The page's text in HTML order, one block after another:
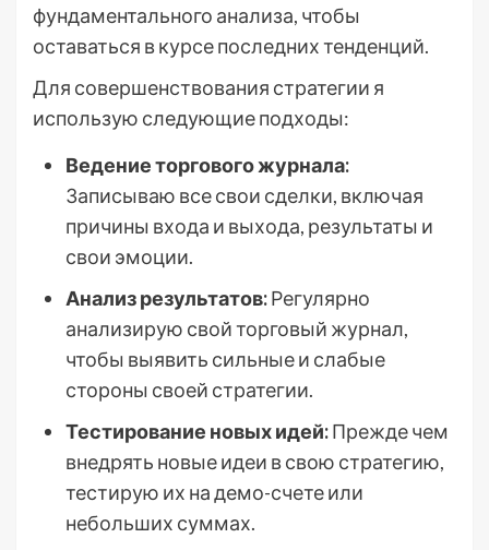
фундаментального анализа, чтобы
оставаться в курсе последних тенденций.
Для совершенствования стратегии я
использую следующие подходы:
Ведение торгового журнала:
Записываю все свои сделки, включая
причины входа и выхода, результаты и
свои эмоции.
Анализ результатов:Регулярно
анализирую свой торговый журнал,
чтобы выявить сильные и слабые
стороны своей стратегии.
Тестирование новых идей:Прежде чем
внедрять новые идеи в свою стратегию,
тестирую их на демо-счете или
небольших суммах.